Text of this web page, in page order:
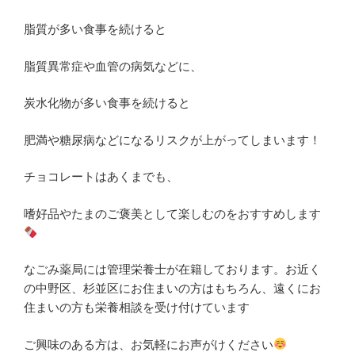
脂質が多い食事を続けると
脂質異常症や血管の病気などに、
炭水化物が多い食事を続けると
肥満や糖尿病などになるリスクが上がってしまいます！
チョコレートはあくまでも、
嗜好品やたまのご褒美として楽しむのをおすすめします
なごみ薬局には管理栄養士が在籍しております。お近く
の中野区、杉並区にお住まいの方はもちろん、遠くにお
住まいの方も栄養相談を受け付けています
ご興味のある方は、お気軽にお声がけください